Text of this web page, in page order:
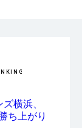
横浜、
ち上がり